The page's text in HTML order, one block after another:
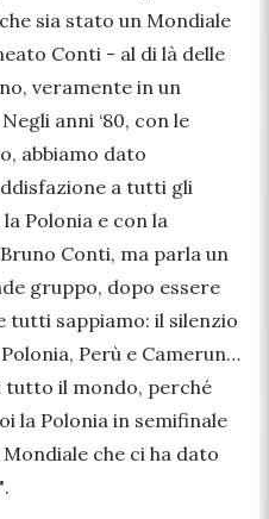
sia stato un Mondiale
Conti - al di là delle
veramente in un
anni ‘80, con le
abbiamo dato
a tutti gli
Polonia e con la
Conti, ma parla un
gruppo, dopo essere
sappiamo: il silenzio
Perù e Camerun…
tutto il mondo, perché
la Polonia in semifinale
che ci ha dato
.